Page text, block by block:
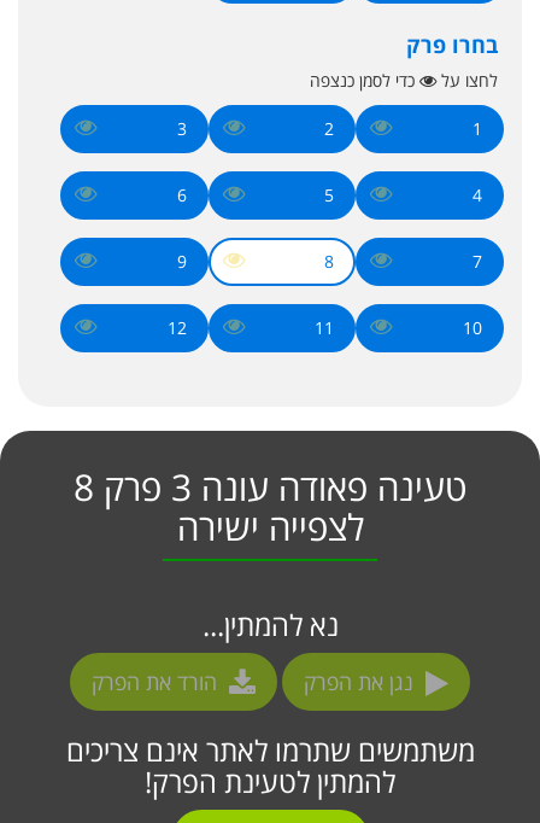
בחרו פרק
לחצו על כדי לסמן כנצפה
1
2
3
4
5
6
7
8
9
10
11
12
טעינה פאודה עונה 3 פרק 8
לצפייה ישירה
נא להמתין...
נגן את הפרק הורד את הפרק
משתמשים שתרמו לאתר אינם צריכים
להמתין לטעינת הפרק!